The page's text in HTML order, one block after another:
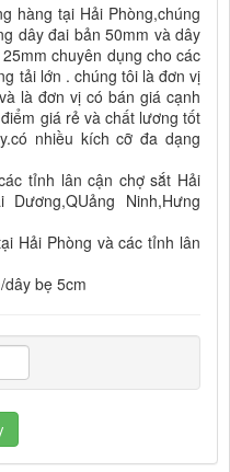
hàng tại Hải Phòng,chúng
dây đai bản 50mm và dây
chuyên dụng cho các
tải lớn . chúng tôi là đơn vị
là đơn vị có bán giá cạnh
giá rẻ và chất lương tốt
nhiều kích cỡ đa dạng
tỉnh lân cận chợ sắt Hải
Ninh,Hưng
Hải Phòng và các tỉnh lân
dây bẹ 5cm